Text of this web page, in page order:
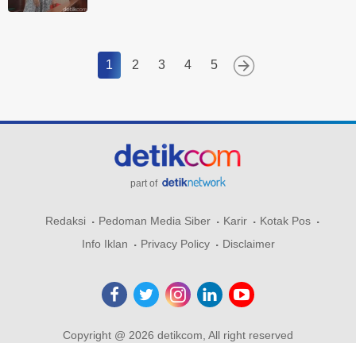
1 2 3 4 5
part of
Redaksi Pedoman Media Siber Karir
Kotak Pos
Info Iklan
Privacy Policy Disclaimer
Copyright @ 2026 detikcom, All right reserved